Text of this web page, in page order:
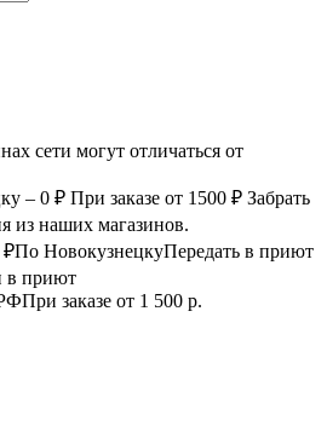
сети могут отличаться от
– 0 ₽ При заказе от 1500 ₽ Забрать
из наших магазинов.
₽По НовокузнецкуПередать в приют
в приют
При заказе от 1 500 р.